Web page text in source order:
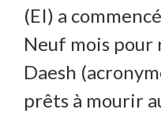
(EI) a
Neuf mois pour
Daesh
prêts à mourir